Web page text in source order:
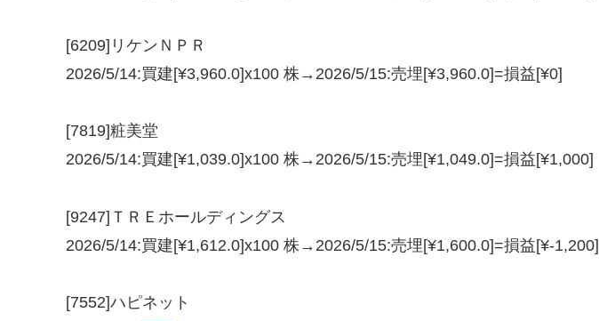
[6209]リケンＮＰＲ
2026/5/14:買建[¥3,960.0]x100 株→2026/5/15:売埋[¥3,960.0]=損益[¥0]
[7819]粧美堂
2026/5/14:買建[¥1,039.0]x100 株→2026/5/15:売埋[¥1,049.0]=損益[¥1,000]
[9247]ＴＲＥホールディングス
2026/5/14:買建[¥1,612.0]x100 株→2026/5/15:売埋[¥1,600.0]=損益[¥-1,200]
[7552]ハピネット